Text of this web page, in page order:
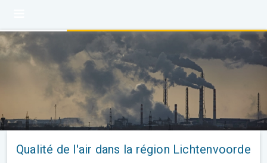
Qualité de l'air dans la région Lichtenvoorde